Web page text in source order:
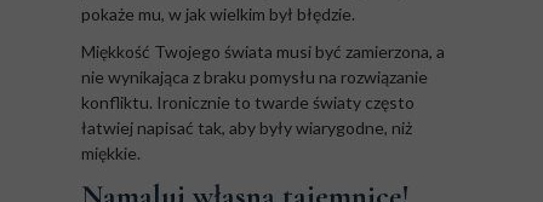
pokaże mu, w jak wielkim był błędzie.
Miękkość Twojego świata musi być zamierzona, a
nie wynikająca z braku pomysłu na rozwiązanie
konfliktu. Ironicznie to twarde światy często
łatwiej napisać tak, aby były wiarygodne, niż
miękkie.